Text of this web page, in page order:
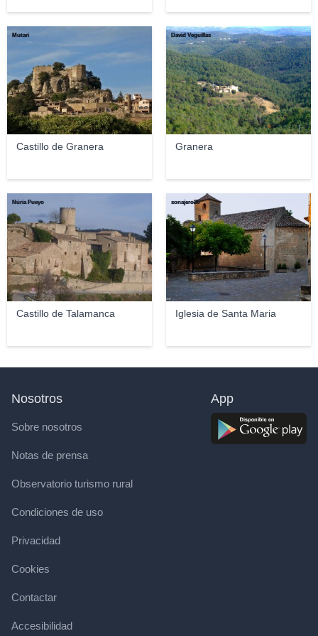
Castillo de Granera
Mutari
Granera
David Veguillas
Castillo de Talamanca
Núria Pueyo
Iglesia de Santa Maria
sonajero25
Nosotros
Sobre nosotros
Notas de prensa
Observatorio turismo rural
Condiciones de uso
Privacidad
Cookies
Contactar
Accesibilidad
App